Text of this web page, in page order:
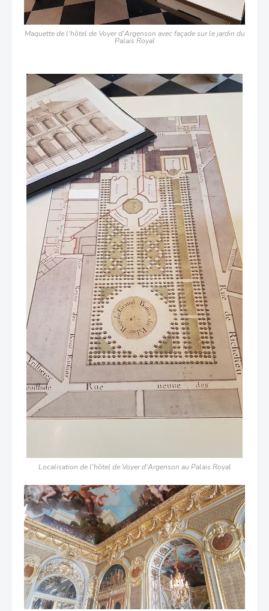
Maquette de l'hôtel de Voyer d'Argenson avec façade sur le jardin du
Palais Royal
Localisation de l'hôtel de Voyer d'Argenson au Palais Royal